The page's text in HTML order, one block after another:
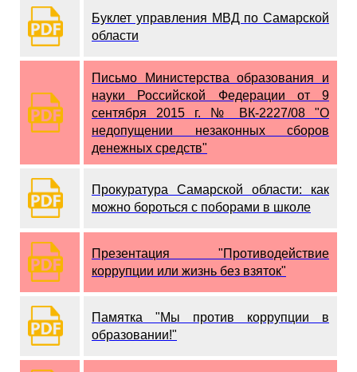
Буклет управления МВД по Самарской
области
Письмо Министерства образования и
науки Российской Федерации от 9
сентября 2015 г. № ВК-2227/08 "О
недопущении незаконных сборов
денежных средств"
Прокуратура Самарской области: как
можно бороться с поборами в школе
Презентация "Противодействие
коррупции или жизнь без взяток"
Памятка "Мы против коррупции в
образовании!"